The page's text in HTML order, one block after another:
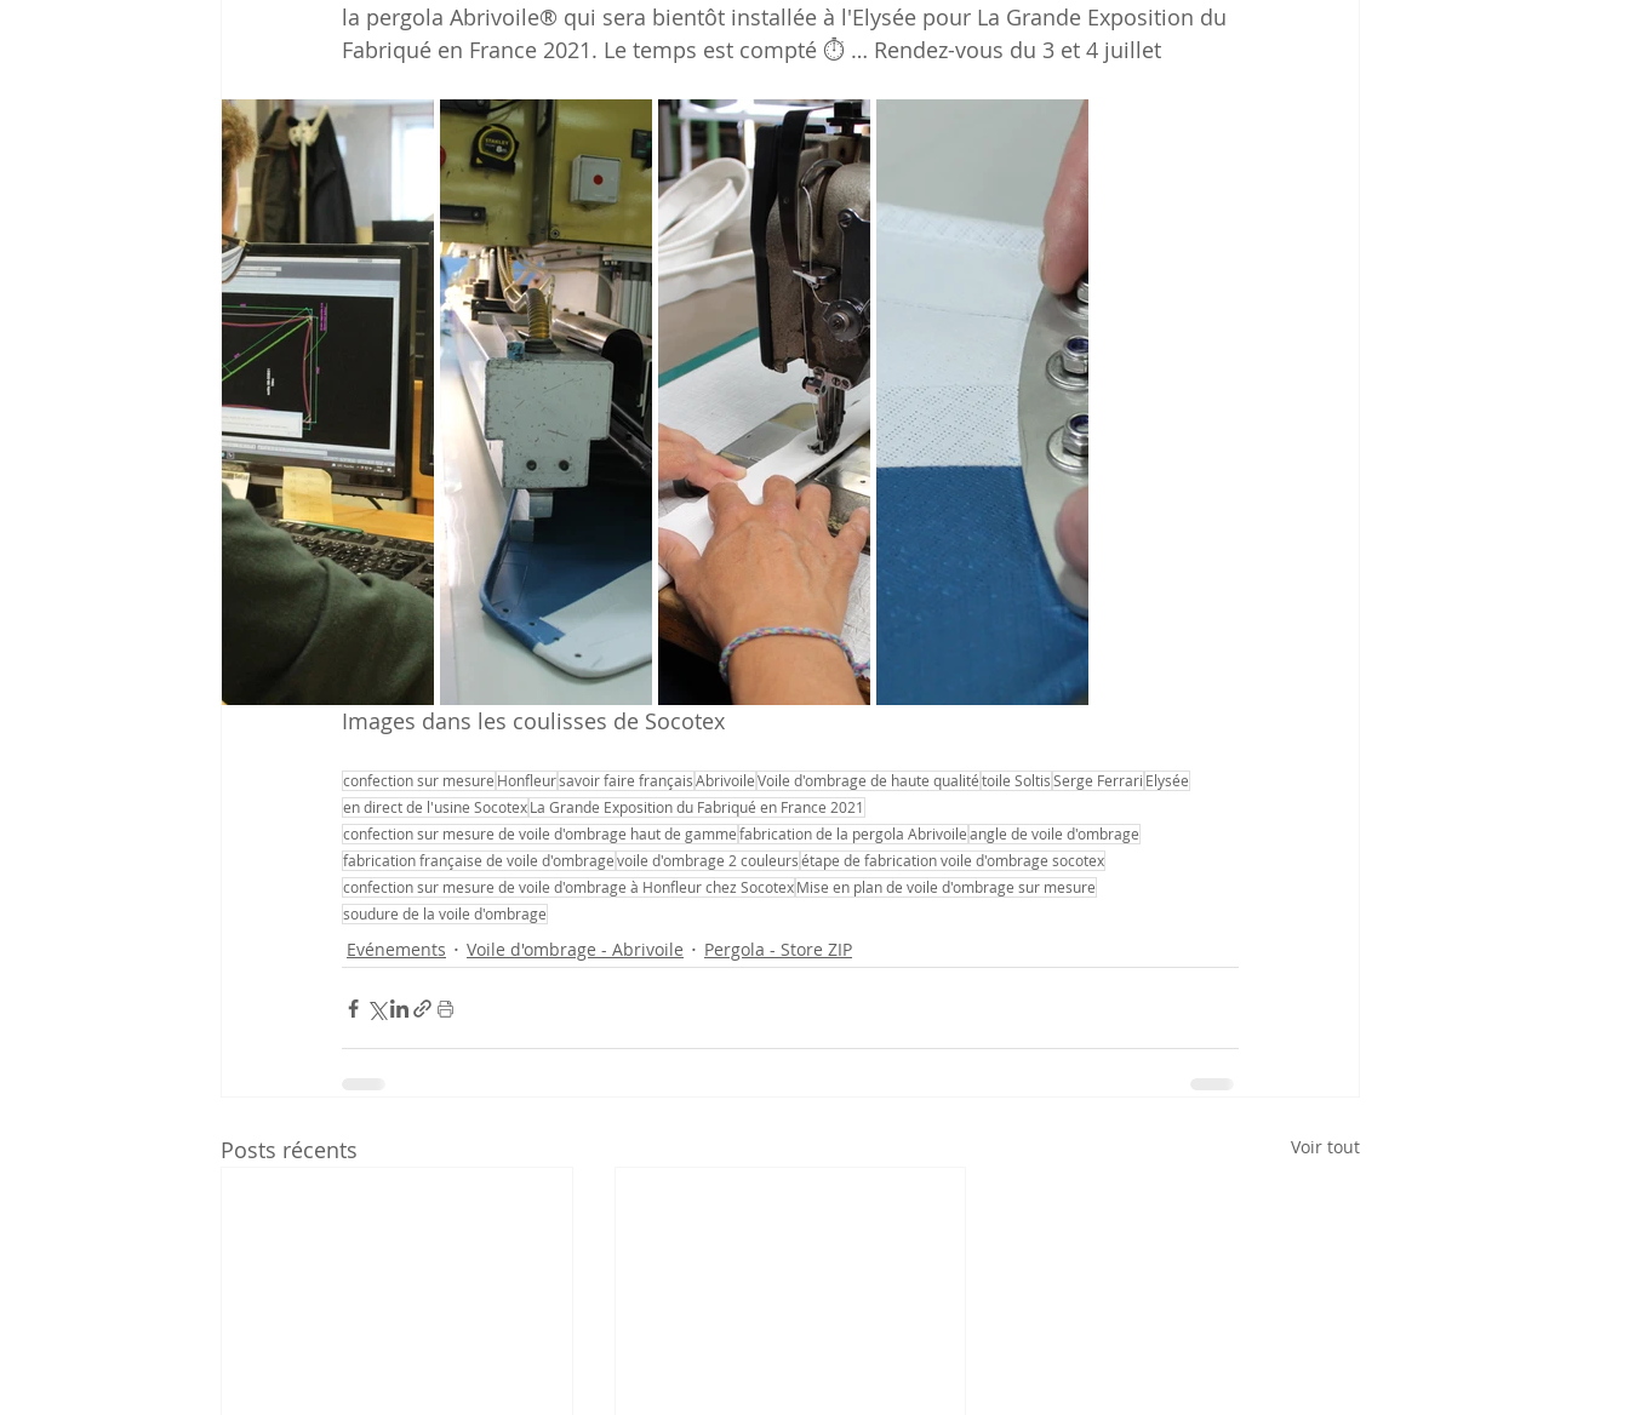
la pergola Abrivoile® qui sera bientôt installée à l'Elysée pour La Grande Exposition du
Fabriqué en France 2021. Le temps est compté ⏱ … Rendez-vous du 3 et 4 juillet
Images dans les coulisses de Socotex
confection sur mesure Honfleursavoir faire françaisAbrivoileVoile d'ombrage de haute qualitétoile SoltisSerge Ferrari Elysée
en direct de l'usine SocotexLa Grande Exposition du Fabriqué en France 2021
confection sur mesure de voile d'ombrage haut de gammefabrication de la pergola Abrivoileangle de voile d'ombrage
fabrication française de voile d'ombragevoile d'ombrage 2 couleursétape de fabrication voile d'ombrage socotex
confection sur mesure de voile d'ombrage à Honfleur chez SocotexMise en plan de voile d'ombrage sur mesure
soudure de la voile d'ombrage
Evénements Voile d'ombrage - Abrivoile Pergola - Store ZIP
Posts récents Voir tout